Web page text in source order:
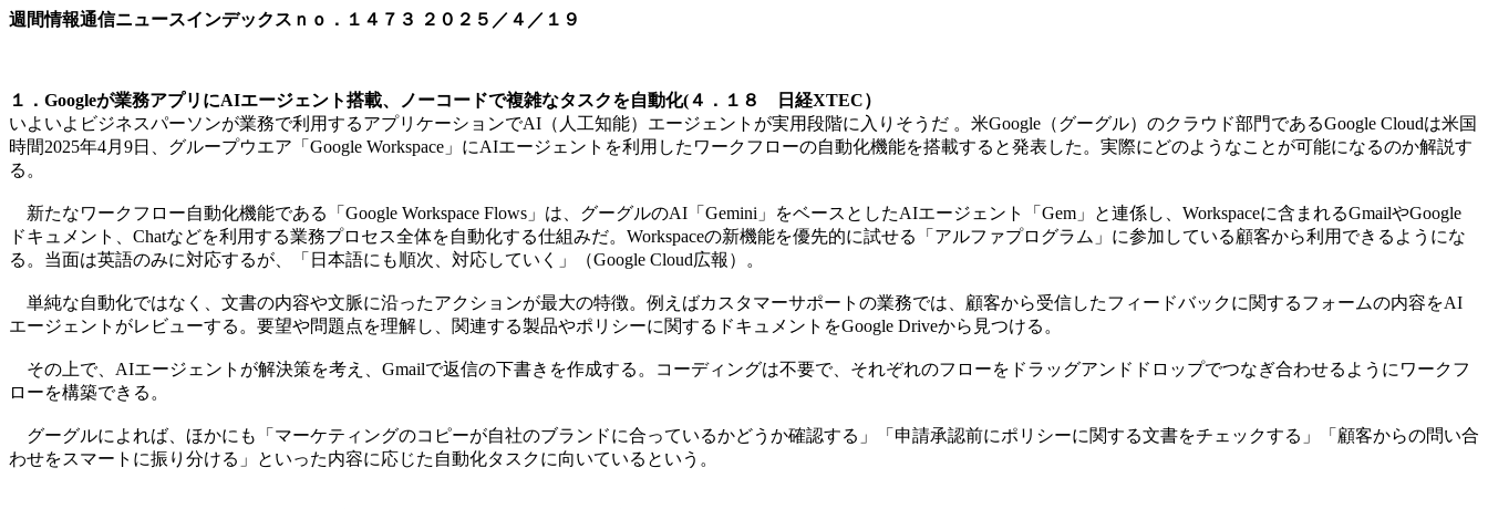
週間情報通信ニュースインデックスｎｏ． １４７３ ２０２５／４／１９
１．Googleが業務アプリにAIエージェント搭載、ノーコードで複雑なタスクを自動化(４．１８ 日経XTEC）
いよいよビジネスパーソンが業務で利用するアプリケーションでAI（人工知能）エージェントが実用段階に入りそうだ 。米Google（グーグル）のクラウド部門であるGoogle Cloudは米国
時間2025年4月9日、グループウエア「Google Workspace」にAIエージェントを利用したワークフローの自動化機能を搭載すると発表した。実際にどのようなことが可能になるのか解説す
る。
新たなワークフロー自動化機能である「Google Workspace Flows」は、グーグルのAI「Gemini」をベースとしたAIエージェント「Gem」と連係し、Workspaceに含まれるGmailやGoogle
ドキュメント、Chatなどを利用する業務プロセス全体を自動化する仕組みだ。Workspaceの新機能を優先的に試せる「アルファプログラム」に参加している顧客から利用できるようにな
る。当面は英語のみに対応するが、「日本語にも順次、対応していく」（Google Cloud広報）。
単純な自動化ではなく、文書の内容や文脈に沿ったアクションが最大の特徴。例えばカスタマーサポートの業務では、顧客から受信したフィードバックに関するフォームの内容をAI
エージェントがレビューする。要望や問題点を理解し、関連する製品やポリシーに関するドキュメントをGoogle Driveから見つける。
その上で、AIエージェントが解決策を考え、Gmailで返信の下書きを作成する。コーディングは不要で、それぞれのフローをドラッグアンドドロップでつなぎ合わせるようにワークフ
ローを構築できる。
グーグルによれば、ほかにも「マーケティングのコピーが自社のブランドに合っているかどうか確認する」「申請承認前にポリシーに関する文書をチェックする」「顧客からの問い合
わせをスマートに振り分ける」といった内容に応じた自動化タスクに向いているという。